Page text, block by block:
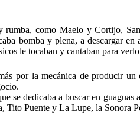
rumba, como Maelo y Cortijo,
bomba y plena, a descargar
le tocaban y cantaban para
por la mecánica de producir
dedicaba a buscar en guaguas
Puente y La Lupe, la Sonora